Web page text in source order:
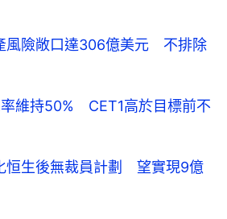
風險敞口達306億美元 不排除
維持50% CET1⾼於⽬標前不
恒生後無裁員計劃 望實現9億